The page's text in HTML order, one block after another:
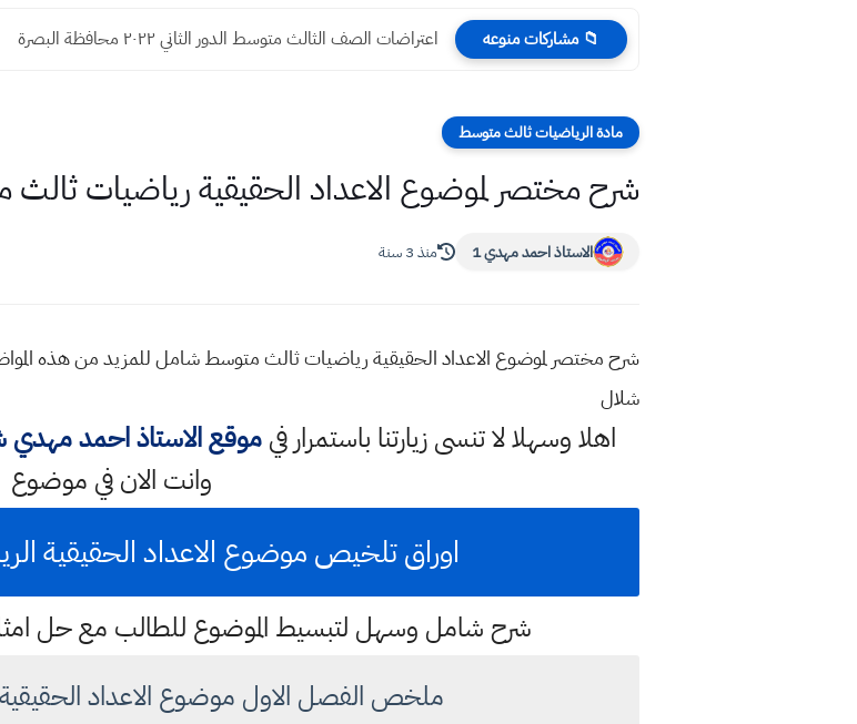
📁 مشاركات منوعه اعتراضات الصف الثالث متوسط الدور الثاني ٢٠٢٢ محافظة البصرة
مادة الرياضيات ثالث متوسط
شرح مختصر لموضوع الاعداد الحقيقية رياضيات
الاستاذ احمد مهدي 1 منذ 3 سنة
شرح مختصر لموضوع الاعداد الحقيقية رياضيات ثالث متوسط شامل للمزيد من هذه
شلال
اهلا وسهلالا تنسى زيارتنا باستمرار فيموقع الاستاذ احمد مهدي
وانت الان في موضوع
اوراق تلخيص موضوع الاعداد الحقيقية
شرح شامل وسهل لتبسيط الموضوع للطالب مع حل
ملخص الفصل الاول موضوع الاعداد